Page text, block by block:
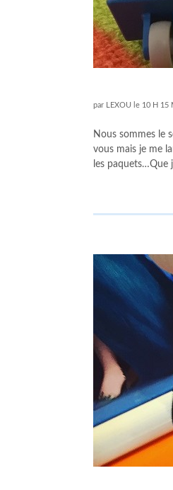
par LEXOU le 10 H 15
Nous sommes le
vous mais je me
les paquets…Que